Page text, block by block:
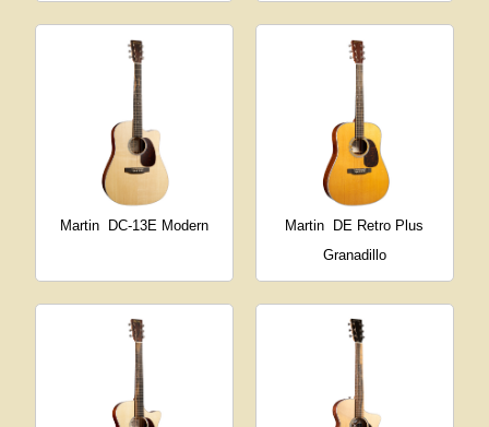
Martin DC-13E Modern Martin DE Retro Plus
Granadillo